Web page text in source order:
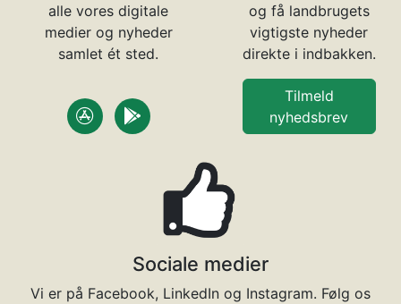
alle vores digitale
medier og nyheder
samlet ét sted.
og få landbrugets
vigtigste nyheder
direkte i indbakken.
Tilmeld
nyhedsbrev
Sociale medier
Vi er på Facebook, LinkedIn og Instagram. Følg os